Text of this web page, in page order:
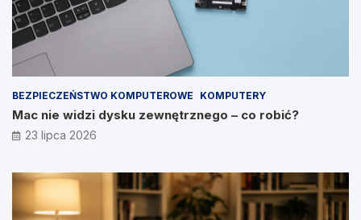
BEZPIECZEŃSTWO KOMPUTEROWE KOMPUTERY
Mac nie widzi dysku zewnętrznego – co robić?
23 lipca 2026